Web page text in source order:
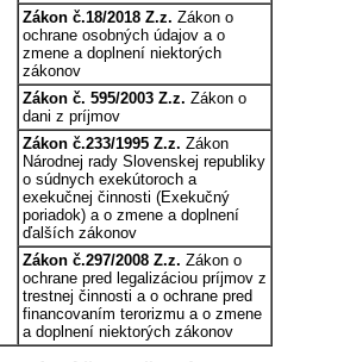
Zákon č.18/2018 Z.z. Zákon o
ochrane osobných údajov a o
zmene a doplnení niektorých
zákonov
Zákon č. 595/2003 Z.z. Zákon o
dani z príjmov
Zákon č.233/1995 Z.z. Zákon
Národnej rady Slovenskej republiky
o súdnych exekútoroch a
exekučnej činnosti (Exekučný
poriadok) a o zmene a doplnení
ďalších zákonov
Zákon č.297/2008 Z.z. Zákon o
ochrane pred legalizáciou príjmov z
trestnej činnosti a o ochrane pred
financovaním terorizmu a o zmene
a doplnení niektorých zákonov